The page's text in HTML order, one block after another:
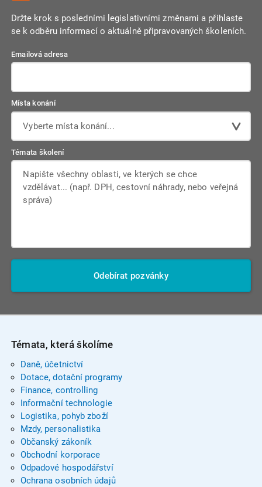
Držte krok s posledními legislativními změnami a přihlaste
se k odběru informací o aktuálně připravovaných školeních.
Emailová adresa
Místa konání
Vyberte místa konání...
Témata školení
Odebírat pozvánky
Témata, která školíme
Daně, účetnictví
Dotace, dotační programy
Finance, controlling
Informační technologie
Logistika, pohyb zboží
Mzdy, personalistika
Občanský zákoník
Obchodní korporace
Odpadové hospodářství
Ochrana osobních údajů